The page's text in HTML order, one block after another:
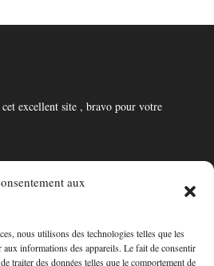
aux
nous utilisons des technologies telles que les
aux informations des appareils. Le fait de consentir
traiter des données telles que le comportement de
excellent site , bravo pour votre